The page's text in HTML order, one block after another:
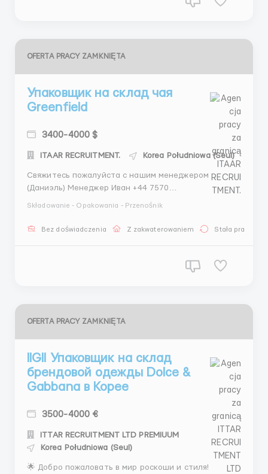
OFERTA PRACY ZAMKNIĘTA
Упаковщик на склад чая
Greenfield
3400-4000 $
ITAAR RECRUITMENT. Korea Południowa (Seul)
Свяжитесь пожалуйста с нашим менеджером
(Даниэль) Менеджер Иван +44 7570
331427(What’sApp) +44 7887 104138 (Telegram)
границей ITAAR Recruitment Agency Ltd: Company
Składowanie - Opakowania - Przenośnik
Bez doświadczenia Z zakwaterowaniem Stała praca
OFERTA PRACY ZAMKNIĘTA
llGll Упаковщик на склад
брендовой одежды Dolce &
Gabbana в Корее
3500-4000 €
ITTAR RECRUITMENT LTD PREMIUUM
Korea Południowa (Seul)
🌟 Добро пожаловать в мир роскоши и стиля!